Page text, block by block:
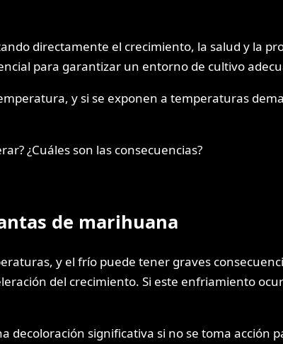
directamente el crecimiento, la salud y la
para garantizar un entorno de cultivo
y si se exponen a temperaturas
¿Cuáles son las consecuencias?
de marihuana
y el frío puede tener graves
del crecimiento. Si este enfriamiento
decoloración significativa si no se toma acción